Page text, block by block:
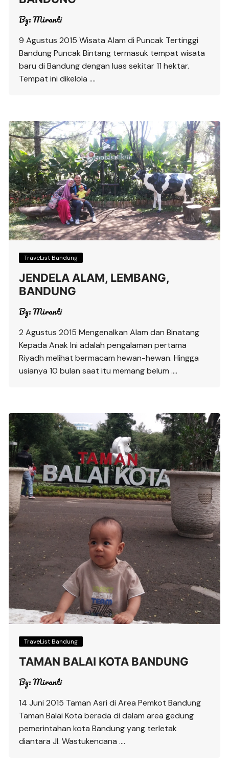
By:Miranti
9 Agustus 2015 Wisata Alam di Puncak Tertinggi
Bandung Puncak Bintang termasuk tempat wisata
baru di Bandung dengan luas sekitar 11 hektar.
Tempat ini dikelola ….
TraveList Bandung
JENDELA ALAM, LEMBANG,
BANDUNG
By:Miranti
2 Agustus 2015 Mengenalkan Alam dan Binatang
Kepada Anak Ini adalah pengalaman pertama
Riyadh melihat bermacam hewan-hewan. Hingga
usianya 10 bulan saat itu memang belum ….
TraveList Bandung
TAMAN BALAI KOTA BANDUNG
By:Miranti
14 Juni 2015 Taman Asri di Area Pemkot Bandung
Taman Balai Kota berada di dalam area gedung
pemerintahan kota Bandung yang terletak
diantara Jl. Wastukencana ….